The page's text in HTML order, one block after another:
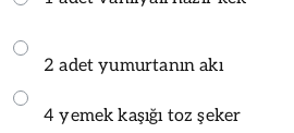
2 adet yumurtanın akı
4 yemek kaşığı toz şeker